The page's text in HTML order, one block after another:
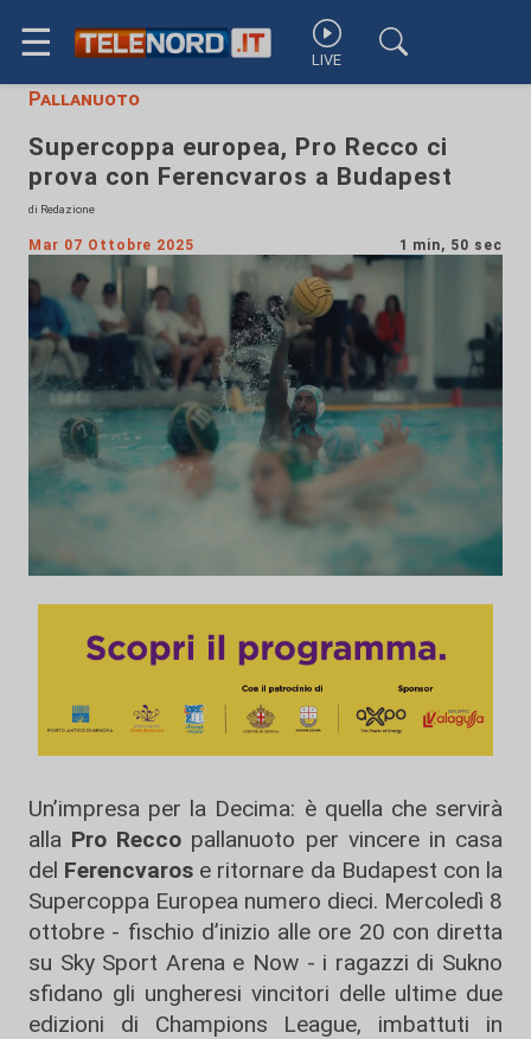
☰ LIVE
Pallanuoto
Supercoppa europea, Pro Recco ci
prova con Ferencvaros a Budapest
di Redazione
Mar 07 Ottobre 2025 1 min, 50 sec
Un’impresa per la Decima: è quella che servirà
alla Pro Recco pallanuoto per vincere in casa
del Ferencvaros e ritornare da Budapest con la
Supercoppa Europea numero dieci. Mercoledì 8
ottobre - fischio d’inizio alle ore 20 con diretta
su Sky Sport Arena e Now - i ragazzi di Sukno
sfidano gli ungheresi vincitori delle ultime due
edizioni di Champions League, imbattuti in